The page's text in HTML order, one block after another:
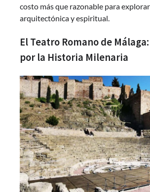
costo más que razonable para
arquitectónica y espiritual.
El Teatro Romano de
por la Historia Milenaria